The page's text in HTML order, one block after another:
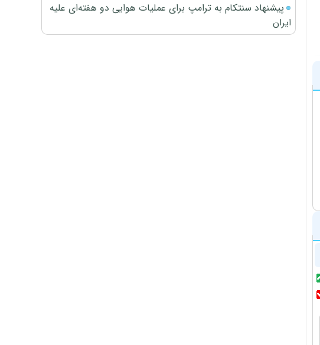
پیشنهاد سنتکام به ترامپ برای عملیات هوایی دو هفته‌ای علیه
ایران